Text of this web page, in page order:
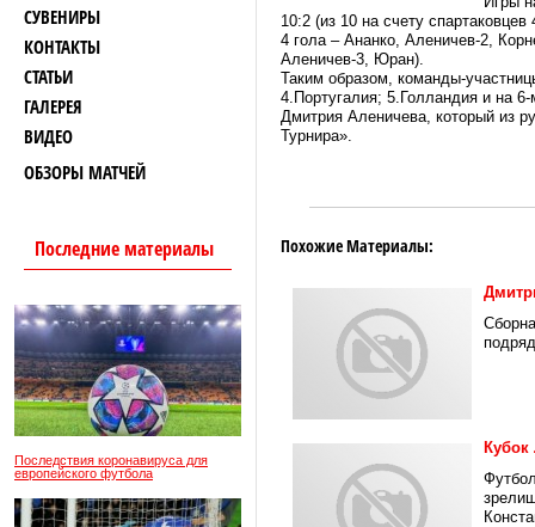
СУВЕНИРЫ
КОНТАКТЫ
СТАТЬИ
ГАЛЕРЕЯ
ВИДЕО
ОБЗОРЫ МАТЧЕЙ
Последние материалы
Последствия коронавируса для
европейского футбола
10:2 (из 10 на счету
4 гола – Ананко, Аленичев-2,
Аленичев-3, Юран).
Таким образом, команды-
4.Португалия; 5.Голландия и на
Дмитрия Аленичева, который из
Турнира».
Похожие Материалы:
Кубок